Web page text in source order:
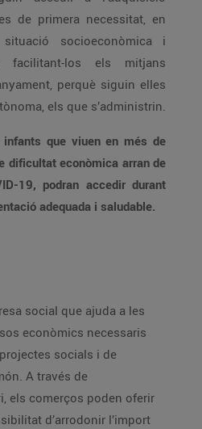
de primera necessitat, en
perquè siguin elles
els que s’administrin.
que viuen en més de
tres mesos a una alimentació adequada i saludable.
social que ajuda a les
socials i de
A través de
d’arrodonir l’import